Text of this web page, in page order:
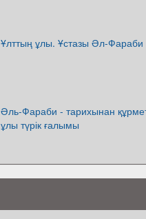
Ұлттың ұлы. Ұстазы Әл-Фараби
Әль-Фараби - тарихынан
ұлы түрік ғалымы